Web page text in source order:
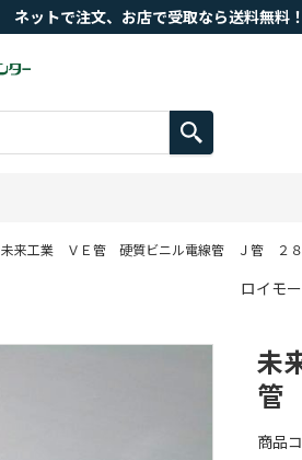
ネットで注文、お店で受取なら送料無料
未来工業 ＶＥ管 硬質ビニル電線管 Ｊ管 ２
ロイモ
未
管
商品